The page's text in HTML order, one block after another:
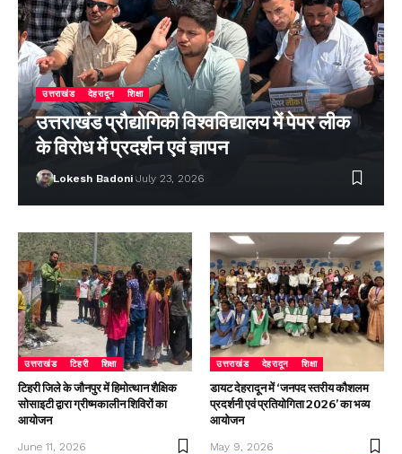
उत्तराखंड देहरादून शिक्षा
उत्तराखंड प्रौद्योगिकी विश्वविद्यालय में पेपर लीक
के विरोध में प्रदर्शन एवं ज्ञापन
Lokesh Badoni July 23, 2026
उत्तराखंड टिहरी शिक्षा
टिहरी जिले के जौनपुर में हिमोत्थान शैक्षिक
सोसाइटी द्वारा ग्रीष्मकालीन शिविरों का
आयोजन
June 11, 2026
उत्तराखंड देहरादून शिक्षा
डायट देहरादून में ‘जनपद स्तरीय कौशलम
प्रदर्शनी एवं प्रतियोगिता 2026’ का भव्य
आयोजन
May 9, 2026